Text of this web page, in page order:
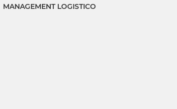
MANAGEMENT LOGISTICO